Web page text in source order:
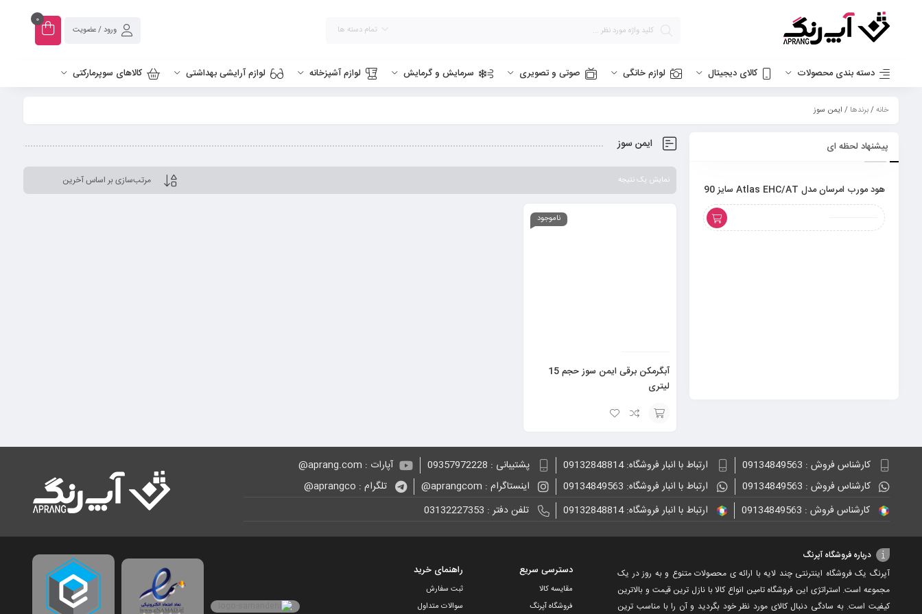
تمام دسته ها ورود / عضویت
0
دسته بندی محصولات کالای دیجیتال لوازم خانگی صوتی و تصویری سرمایش و گرمایش لوازم آشپزخانه لوازم آرایشی بهداشتی کالاهای سوپرمارکتی
خانه/برندها / ایمن سوز
ایمن سوز
نمایش یک نتیجه
ناموجود
آبگرمکن برقی ایمن سوز حجم 15
لیتری
سبد
پیشنهاد لحظه ای
هود مورب امرسان مدل Atlas EHC/AT سایز 90
کارشناس فروش : 09134849563 ارتباط با انبار فروشگاه: 09132848814 پشتیبانی : 09357972228
آپارات : aprang.com@
کارشناس فروش : 09134849563
ارتباط با انبار فروشگاه: 09134849563 اینستاگرام : aprangcom@
تلگرام : aprangco@
کارشناس فروش : 09134849563
ارتباط با انبار فروشگاه: 09132848814 تلفن دفتر : 03132227353
درباره فروشگاه آپرنگ
آپرنگ یک فروشگاه اینترنتی چند لایه با ارائه ی محصولات متنوع و به روز در یک
مجموعه است. استراتژی این فروشگاه تامین انواع کالا با نازل ترین قیمت و بالاترین
کیفیت است. به سادگی دنبال کالای مورد نظر خود بگردید و آن را با مناسب ترین
دسترسی سریع
مقایسه کالا
فروشگاه آپرنگ
راهنمای خرید
ثبت سفارش
سوالات متداول